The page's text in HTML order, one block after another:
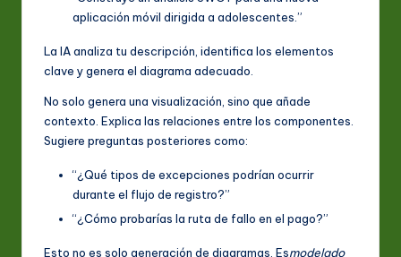
aplicación móvil dirigida a adolescentes.”
La IA analiza tu descripción, identifica los elementos
clave y genera el diagrama adecuado.
No solo genera una visualización, sino que añade
contexto. Explica las relaciones entre los componentes.
Sugiere preguntas posteriores como:
“¿Qué tipos de excepciones podrían ocurrir
durante el flujo de registro?”
“¿Cómo probarías la ruta de fallo en el pago?”
Esto no es solo generación de diagramas. Esmodelado